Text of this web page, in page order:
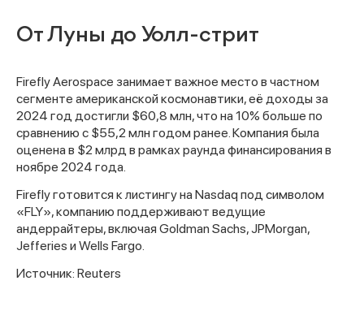
От Луны до Уолл-стрит
Firefly Aerospace занимает важное место в частном
сегменте американской космонавтики, её доходы за
2024 год достигли $60,8 млн, что на 10% больше по
сравнению с $55,2 млн годом ранее. Компания была
оценена в $2 млрд в рамках раунда финансирования в
ноябре 2024 года.
Firefly готовится к листингу на Nasdaq под символом
«FLY», компанию поддерживают ведущие
андеррайтеры, включая Goldman Sachs, JPMorgan,
Jefferies и Wells Fargo.
Источник: Reuters